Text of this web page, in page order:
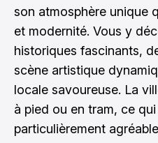
son atmosphère unique
et modernité. Vous y
historiques fascinants,
scène artistique
locale savoureuse. La
à pied ou en tram, ce
particulièrement